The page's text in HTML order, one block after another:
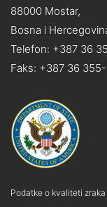
88000 Mostar,
Bosna i
Telefon: +387 36
Faks: +387 36
Podatke o kvaliteti